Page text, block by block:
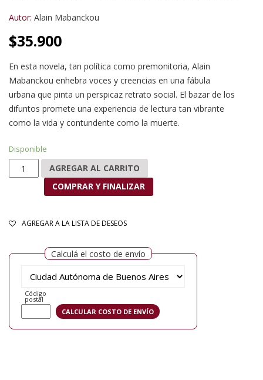
Autor: Alain Mabanckou
$35.900
En esta novela, tan política como premonitoria, Alain
Mabanckou enhebra voces y creencias en una fábula
urbana que pinta un perspicaz retrato social. El bazar de los
difuntos promete una experiencia de lectura tan vibrante
como la vida y contundente como la muerte.
Disponible
El bazar de los difuntos cantidad
AGREGAR AL CARRITO
COMPRAR Y FINALIZAR
AGREGAR A LA LISTA DE DESEOS
Calculá el costo de envío
Código
postal